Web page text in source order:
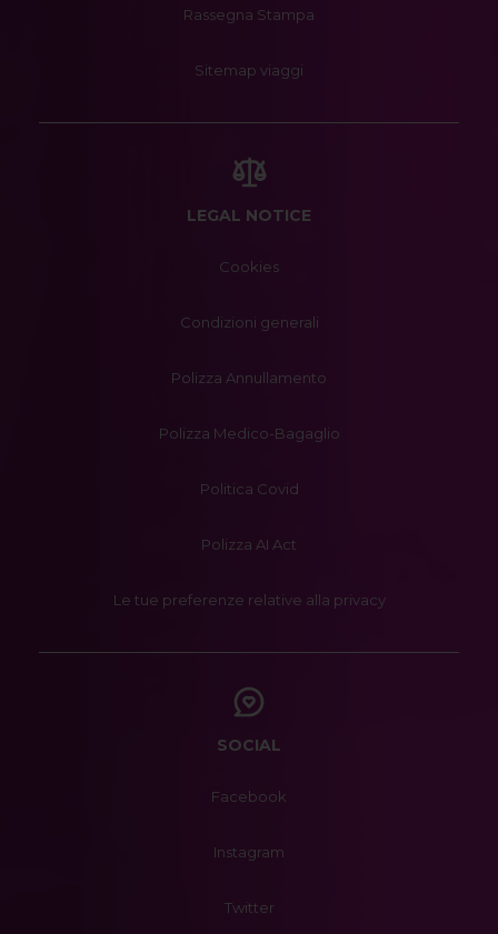
Rassegna Stampa
Sitemap viaggi
LEGAL NOTICE
Cookies
Condizioni generali
Polizza Annullamento
Polizza Medico-Bagaglio
Politica Covid
Polizza AI Act
Le tue preferenze relative alla privacy
SOCIAL
Facebook
Instagram
Twitter